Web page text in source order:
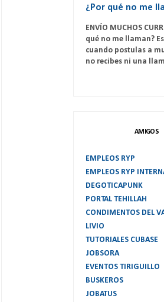
¿Por qué no me
ENVÍO MUCHOS
qué no me llaman?
cuando postulas a
no recibes ni una
AMIGOS
EMPLEOS RYP
EMPLEOS RYP
DEGOTICAPUNK
PORTAL TEHILLAH
CONDIMENTOS DEL
LIVIO
TUTORIALES CUBASE
JOBSORA
EVENTOS TIRIGUILLO
BUSKEROS
JOBATUS